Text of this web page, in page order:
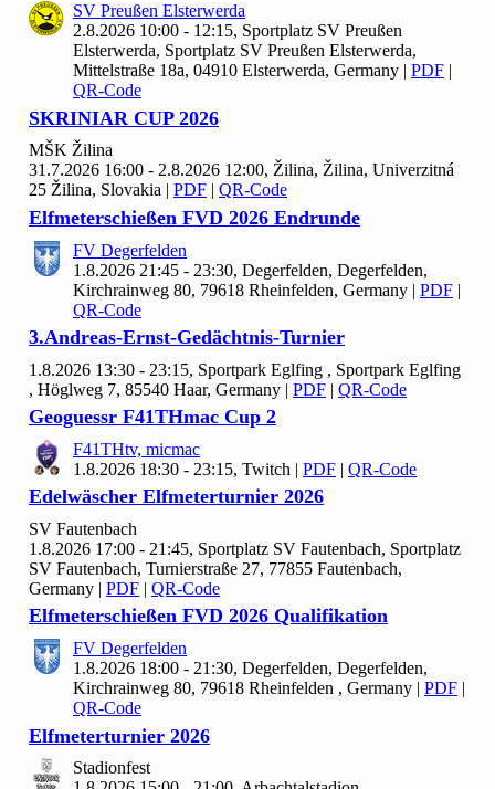
SV Preußen Elsterwerda
2.8.2026 10:00 - 12:15, Sportplatz SV Preußen
Elsterwerda, Sportplatz SV Preußen Elsterwerda,
Mittelstraße 18a, 04910 Elsterwerda, Germany | PDF |
QR-Code
SKRINIAR CUP 2026
MŠK Žilina
31.7.2026 16:00 - 2.8.2026 12:00, Žilina, Žilina, Univerzitná
25 Žilina, Slovakia | PDF | QR-Code
Elfmeterschießen FVD 2026 Endrunde
FV Degerfelden
1.8.2026 21:45 - 23:30, Degerfelden, Degerfelden,
Kirchrainweg 80, 79618 Rheinfelden, Germany | PDF |
QR-Code
3.Andreas-Ernst-Gedächtnis-Turnier
1.8.2026 13:30 - 23:15, Sportpark Eglfing , Sportpark Eglfing
, Höglweg 7, 85540 Haar, Germany | PDF | QR-Code
Geoguessr F41THmac Cup 2
F41THtv, micmac
1.8.2026 18:30 - 23:15, Twitch | PDF | QR-Code
Edelwäscher Elfmeterturnier 2026
SV Fautenbach
1.8.2026 17:00 - 21:45, Sportplatz SV Fautenbach, Sportplatz
SV Fautenbach, Turnierstraße 27, 77855 Fautenbach,
Germany | PDF | QR-Code
Elfmeterschießen FVD 2026 Qualifikation
FV Degerfelden
1.8.2026 18:00 - 21:30, Degerfelden, Degerfelden,
Kirchrainweg 80, 79618 Rheinfelden , Germany | PDF |
QR-Code
Elfmeterturnier 2026
Stadionfest